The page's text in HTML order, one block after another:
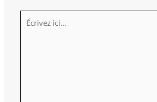
Écrivez
ici…